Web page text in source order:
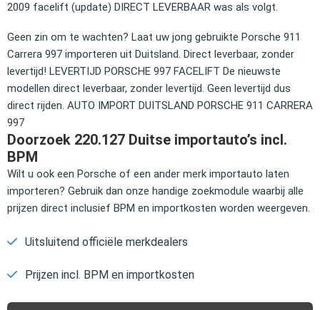
2009 facelift (update) DIRECT LEVERBAAR was als volgt.
Geen zin om te wachten? Laat uw jong gebruikte Porsche 911
Carrera 997 importeren uit Duitsland. Direct leverbaar, zonder
levertijd! LEVERTIJD PORSCHE 997 FACELIFT De nieuwste
modellen direct leverbaar, zonder levertijd. Geen levertijd dus
direct rijden. AUTO IMPORT DUITSLAND PORSCHE 911 CARRERA
997
Doorzoek 220.127 Duitse importauto’s incl.
BPM
Wilt u ook een Porsche of een ander merk importauto laten
importeren? Gebruik dan onze handige zoekmodule waarbij alle
prijzen direct inclusief BPM en importkosten worden weergeven.
Uitsluitend officiële merkdealers
Prijzen incl. BPM en importkosten